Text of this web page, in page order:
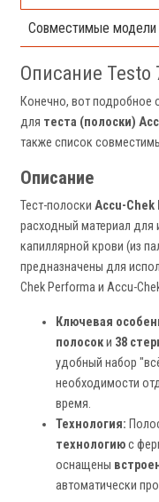
Совместимые модели
Описание Testo
Конечно, вот подробное
для теста (полоски)
также список
Описание
Тест-полоски Accu-Chek
расходный материал для
капиллярной крови (из
предназначены для
Chek Performa и Accu-
Ключевая
полосоки 38
удобный набор
необходимости
время.
Технология:
технологиюс
оснащены
автоматически